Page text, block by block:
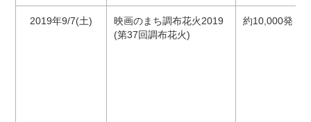
2019年9/7(土)
映画のまち調布花火2019
(第37回調布花火)
約10,000発 35